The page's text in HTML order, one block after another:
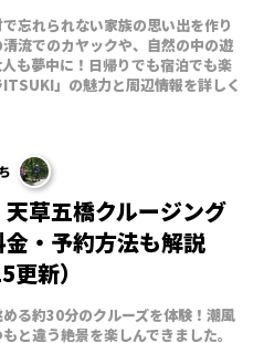
忘れられない家族の思い出を作り
流でのカヤックや、自然の中の遊
も夢中に！日帰りでも宿泊でも楽
」の魅力と周辺情報を詳しく
天草五橋クルージング
・予約方法も解説
更新）
る約30分のクルーズを体験！潮風
と違う絶景を楽しんできました。